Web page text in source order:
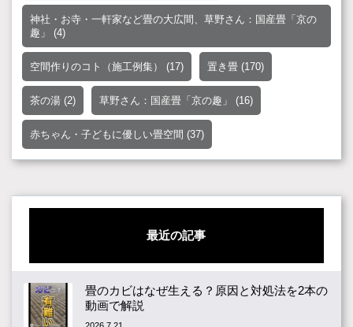
神社・お寺・一軒家など畳の大広間、草野さん：国産畳「京の
趣」
(4)
空間作りのコト（施工例集） (17) 置き畳 (170)
茶の湯 (2) 草野さん：国産畳「京の趣」 (16)
赤ちゃん・子どもに優しい畳空間 (37)
最近の記事
畳のカビはなぜ生える？原因と対処法を2本の
動画で解説